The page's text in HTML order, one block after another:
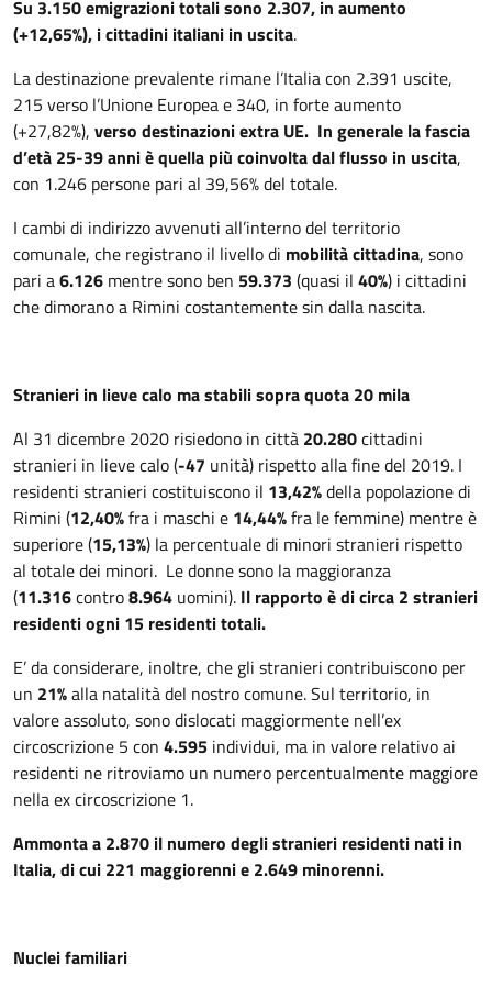
Su 3.150 emigrazioni totali sono 2.307, in aumento
(+12,65%), i cittadini italiani in uscita.
La destinazione prevalente rimane l’Italia con 2.391 uscite,
215 verso l’Unione Europea e 340, in forte aumento
(+27,82%), verso destinazioni extra UE. In generale la fascia
d’età 25-39 anni è quella più coinvolta dal flusso in uscita,
con 1.246 persone pari al 39,56% del totale.
I cambi di indirizzo avvenuti all’interno del territorio
comunale, che registrano il livello di mobilità cittadina, sono
pari a6.126 mentre sono ben 59.373 (quasi il 40%) i cittadini
che dimorano a Rimini costantemente sin dalla nascita.
Stranieri in lieve calo ma stabili sopra quota 20 mila
Al 31 dicembre 2020 risiedono in città 20.280cittadini
stranieri in lieve calo (-47 unità) rispetto alla fine del 2019. I
residenti stranieri costituiscono il 13,42%della popolazione di
Rimini (12,40%fra i maschi e 14,44%fra le femmine) mentre è
superiore (15,13%) la percentuale di minori stranieri rispetto
al totale dei minori. Le donne sono la maggioranza
(11.316contro8.964 uomini). Il rapporto è di circa 2 stranieri
residenti ogni 15 residenti totali.
E’ da considerare, inoltre, che gli stranieri contribuiscono per
un 21%alla natalità del nostro comune. Sul territorio, in
valore assoluto, sono dislocati maggiormente nell’ex
circoscrizione 5 con 4.595 individui, ma in valore relativo ai
residenti ne ritroviamo un numero percentualmente maggiore
nella ex circoscrizione 1.
Ammonta a 2.870 il numero degli stranieri residenti nati in
Italia, di cui 221 maggiorenni e 2.649 minorenni.
Nuclei familiari